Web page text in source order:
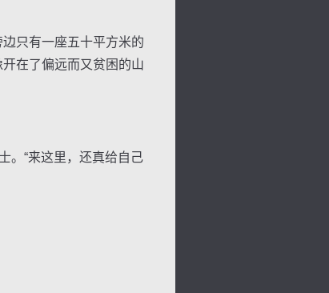
号 度
只有一座五十平方米的
在了偏远而又贫困的山
。“来这里，还真给自己